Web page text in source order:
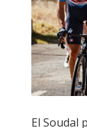
El Soudal